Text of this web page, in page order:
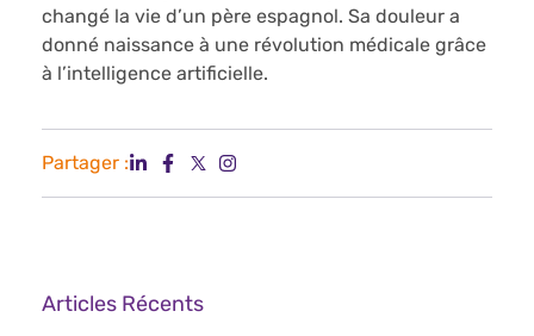
changé la vie d’un père espagnol. Sa douleur a
donné naissance à une révolution médicale grâce
à l’intelligence artificielle.
Partager :
Articles Récents